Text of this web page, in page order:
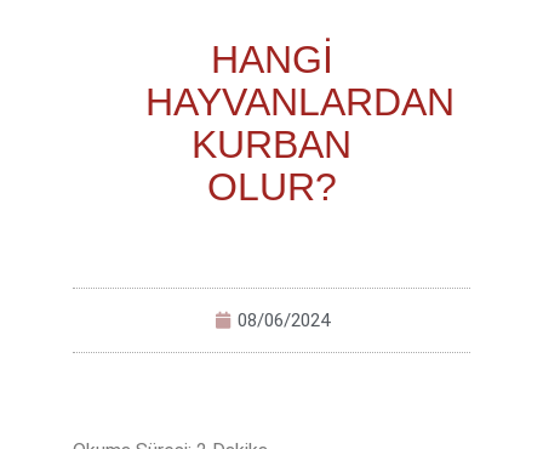
HANGİ
HAYVANLARDAN
KURBAN
OLUR?
08/06/2024